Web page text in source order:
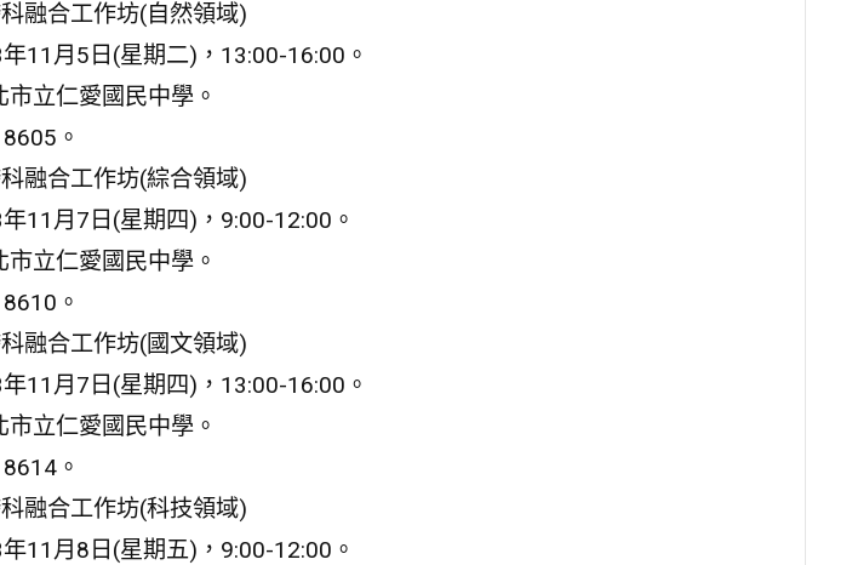
融合工作坊(自然領域)
11月5日(星期二)，13:00-16:00。
立仁愛國民中學。
。
融合工作坊(綜合領域)
11月7日(星期四)，9:00-12:00。
立仁愛國民中學。
。
融合工作坊(國文領域)
11月7日(星期四)，13:00-16:00。
立仁愛國民中學。
。
融合工作坊(科技領域)
11月8日(星期五)，9:00-12:00。